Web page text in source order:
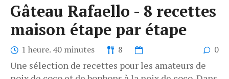
Gâteau Rafaello - 8 recettes
maison étape par étape
1 heure. 40 minutes 8 0
Une sélection de recettes pour les amateurs de